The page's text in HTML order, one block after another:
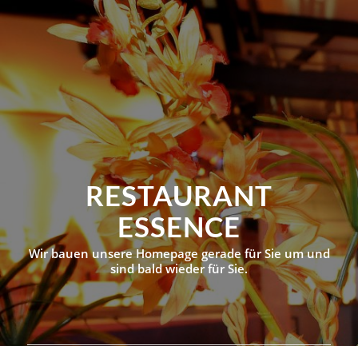
RESTAURANT
ESSENCE
Wir bauen unsere Homepage gerade für Sie um und
sind bald wieder für Sie.